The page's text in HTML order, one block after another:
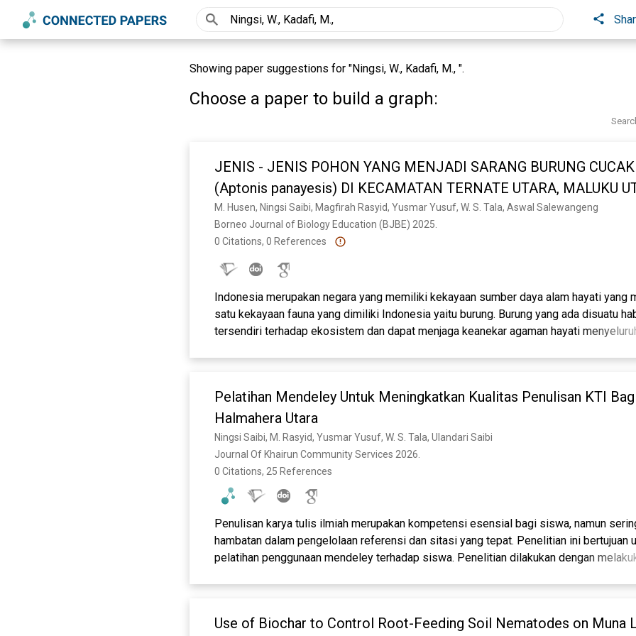
Showing paper suggestions for "Ningsi, W., Kadafi, M., ".
Choose a paper to build a graph:
JENIS - JENIS POHON YANG MENJADI SARANG BURUNG
(Aptonis panayesis) DI KECAMATAN TERNATE UTARA, MALUKU
M. Husen, Ningsi Saibi, Magfirah Rasyid, Yusmar Yusuf, W. S. Tala, Aswal Salewangeng
Borneo Journal of Biology Education (BJBE) 2025.
0 Citations, 0 References
Indonesia merupakan negara yang memiliki kekayaan sumber daya alam hayati yang
satu kekayaan fauna yang dimiliki Indonesia yaitu burung. Burung yang ada disuatu
tersendiri terhadap ekosistem dan dapat menjaga keanekar agaman hayati
beristirahat, mencari makan, berkembangbiak dan lainnya. Didapatkan 3 jenis pohon
oleh burung cucak keling (Aptonis p anayesis) yaitu di kelurahan Salero (Ailanthu
saman; 1), di Kelurahan Tafure (Albizia c hinensis; 1), di Kelurahan Dufa- dufa (
Kelurahan Akehuda (Samanea saman; 1).
Pelatihan Mendeley Untuk Meningkatkan Kualitas Penulisan KTI
Halmahera Utara
Ningsi Saibi, M. Rasyid, Yusmar Yusuf, W. S. Tala, Ulandari Saibi
Journal Of Khairun Community Services 2026.
0 Citations, 25 References
Penulisan karya tulis ilmiah merupakan kompetensi esensial bagi siswa, namun
hambatan dalam pengelolaan referensi dan sitasi yang tepat. Penelitian ini bertujuan
pelatihan penggunaan mendeley terhadap siswa. Penelitian dilakukan dengan
diperoleh informasi bahwa konsep dasar siswa masih rendah dengan persentase 65
Use of Biochar to Control Root-Feeding Soil Nematodes on Muna